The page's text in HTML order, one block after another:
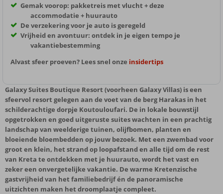
Gemak voorop: pakketreis met vlucht + deze
accommodatie + huurauto
De verzekering voor je auto is geregeld
Vrijheid en avontuur: ontdek in je eigen tempo je
vakantiebestemming
Alvast sfeer proeven? Lees snel onze insidertips
Galaxy Suites Boutique Resort (voorheen Galaxy Villas) is een
sfeervol resort gelegen aan de voet van de berg Harakas in het
schilderachtige dorpje Koutouloufari. De in lokale bouwstijl
opgetrokken en goed uitgeruste suites wachten in een prachtig
landschap van weelderige tuinen, olijfbomen, planten en
bloeiende bloembedden op jouw bezoek. Met een zwembad voor
groot en klein, het strand op loopafstand en alle tijd om de rest
van Kreta te ontdekken met je huurauto, wordt het vast en
zeker een onvergetelijke vakantie. De warme Kretenzische
gastvrijheid van het familiebedrijf én de panoramische
uitzichten maken het droomplaatje compleet.